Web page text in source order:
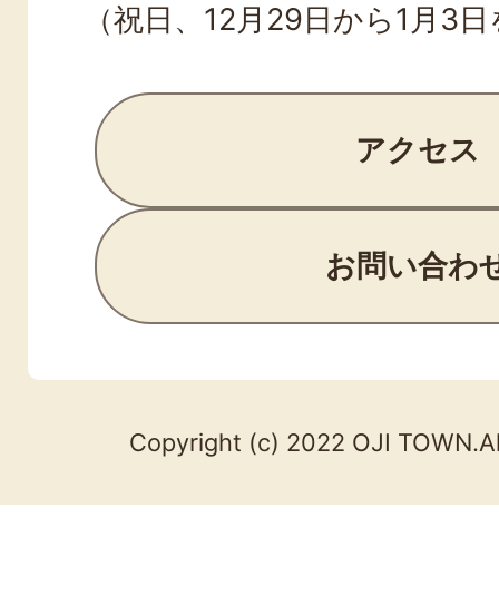
（祝日、12月29日から1月3
アクセス
お問い合わ
Copyright (c) 2022 OJI